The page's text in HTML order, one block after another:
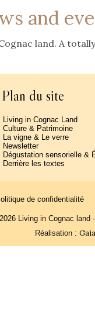
and
land. A
Plan du site
Living in Cognac Land
Culture & Patrimoine
La vigne & Le verre
Newsletter
Dégustation sensorielle &
Derrière les textes
de confidentialité
Living in Cognac land
Réalisation :